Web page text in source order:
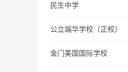
民生中学
公立端华学校（正校）
金门美国国际学校